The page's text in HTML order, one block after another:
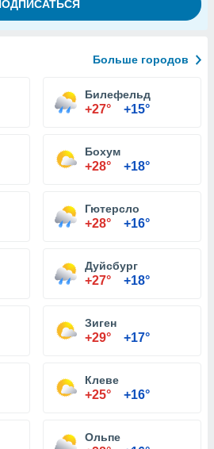
Больше городов
Билефельд
+27° +15°
Бохум
+28° +18°
Гютерсло
+28° +16°
Дуйсбург
+27° +18°
Зиген
+29° +17°
Клеве
+25° +16°
Ольпе